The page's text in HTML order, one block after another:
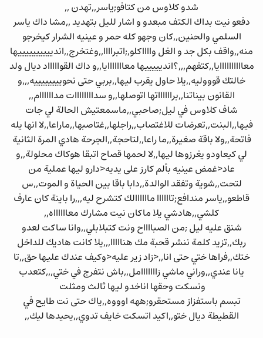
شدو كلاوس من كتافو;ياسر,,تهدن ,,
دفعو نيت بداك الكتف مبعدو و اشار لليل بتهديد ,,مشا داك ياسر
السلمي والحنين,,كان وجهو كله حمر و عينيه الشرار كيخرجو
منه,,واقف بكل جد و الغل وااااكلو,;اتبراااا,,وغتخرج,,اندييييييييييها
معاااااااااايا,,كتفهم,,,؟انديييييها معااااااايا,,و داك القواااااد ديال ولد
خالتك قوووليه,,يلا حاول يقرب ليها,,بربي حتى نحوييييييييه,,,و
القانون بيناتنا,,برااااااتها اتوصلها,,و سداااااااات مداااااام,,
شاف كلاوس في ليل;صاحبي,,ماسمعتيش الحالة لي جات
فيها,,البنت,,تعرضات للاغتصاب,,راجلها,,غتاصبها,,ماراعا,,لا انها يله
فاتحة,,ولا باقة صغيرة,,ما راعا,,لتاحجة,,الجرحة هادي المرة الثانية
لي كيعاودو يغرزوها ليها,,لا لحمها قصاح اتبقا هوكاك محلولة,,و
عاد<غمض عينيه بألم كارز على يديه<دارو ليها عملية من
لتحت,,شوية وتفقد الوالدة,,دابا باقا بين الحياة و الموت,,س
قاطعو,,ياسر مندافع;تاااااا ماااااالك كتشرح ليه,,,را باينة كان عارف
كلشي,,هادشي يلا ماكان نيت مشارك معااااااه,,
شنق عليه ليل ;من الصبااااح ونت كتبلابلي,,وانا ساكت لعدو
ربك,,تزيد كلمة ننشر قحبة مك هنااااا,,,يلا كانت هاديك للداخل
ختك,,فراها ختي حتى انا,,<زاد زير عليه<وكيف عندك عليها حق,,تا
يانا عندي,,وراني ماشي زااااااامل,,باش نتفرج في ختي,,,كتعدب
ونسكت وحقها اناخدو ليها ثالث ومثلت
تبسم باستفزاز مستحقرو;ههه اوووه,,ياك حتى نت طايح في
القطيطة ديال ختو,,اكيد اتسكت خايف تدوي,,يحيدها ليك,,